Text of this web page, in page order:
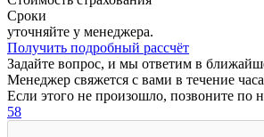
Сроки
уточняйте у менеджера.
Получить подробный рассчёт
Задайте вопрос, и мы ответим в
Менеджер свяжется с вами в течение
Если этого не произошло, позвоните по
58